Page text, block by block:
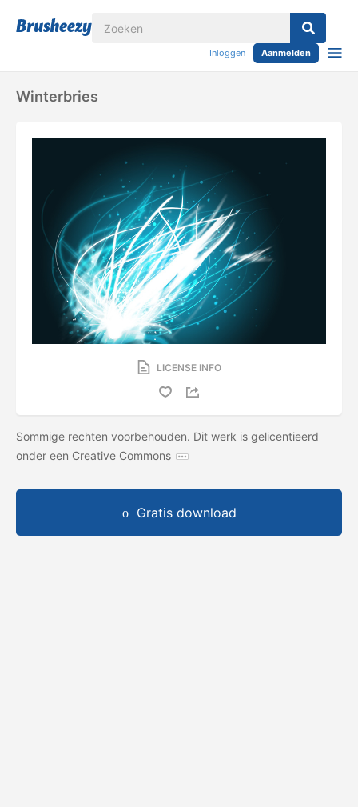
Inloggen Aanmelden
Winterbries
LICENSE INFO
Sommige rechten voorbehouden. Dit werk is gelicentieerd
onder een Creative Commons
Gratis download